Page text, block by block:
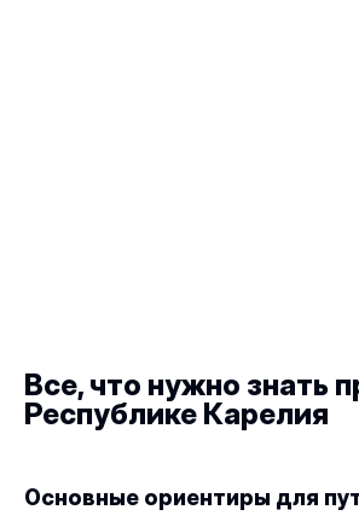
Все, что нужно знать
Республике Карелия
Основные ориентиры для